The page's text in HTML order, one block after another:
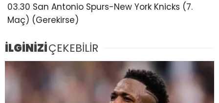
03.30 San Antonio Spurs-New York Knicks (7.
Maç) (Gerekirse)
İLGİNİZİÇEKEBİLİR